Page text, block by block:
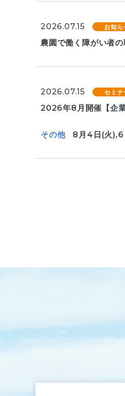
2026.07.15 お知ら
農園で働く障がい者
2026.07.15 セミナ
2026年8月開催【企
その他 8月4日(火),6